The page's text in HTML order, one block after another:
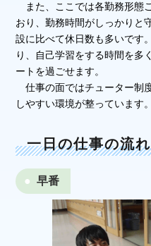
また、ここでは各勤務形態
おり、勤務時間がしっかりと
設に比べて休日数も多いです
り、自己学習をする時間を多
ートを過ごせます。
仕事の面ではチューター制
しやすい環境が整っています。
一日の仕事の流れ
早番